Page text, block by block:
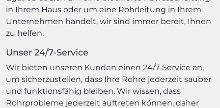
in Ihrem Haus oder um eine Rohrleitung in Ihrem
Unternehmen handelt, wir sind immer bereit, Ihnen
zu helfen.
Unser 24/7-Service
Wir bieten unseren Kunden einen 24/7-Service an,
um sicherzustellen, dass Ihre Rohre jederzeit sauber
und funktionsfähig bleiben. Wir wissen, dass
Rohrprobleme jederzeit auftreten können, daher